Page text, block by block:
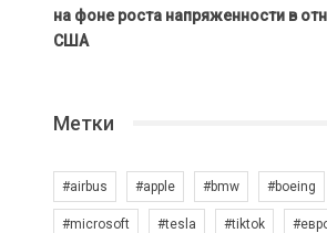
на фоне роста напряженности в
США
Метки
#airbus #apple #bmw #boeing
#microsoft #tesla #tiktok